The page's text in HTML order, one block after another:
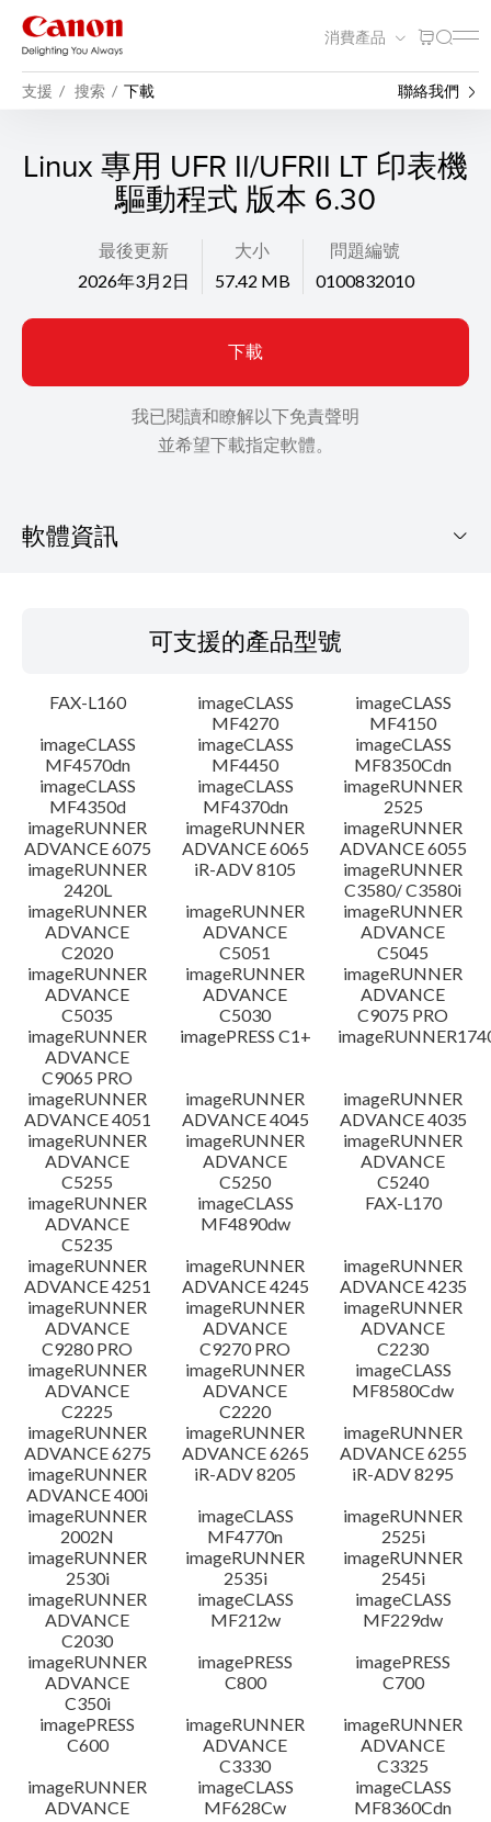
消費產品
支援 搜索 下載 聯絡我們
Linux 專用 UFR II/UFRII LT 印表機
驅動程式 版本 6.30
最後更新
2026年3月2日
大小
57.42 MB
問題編號
0100832010
下載
我已閱讀和瞭解以下免責聲明
並希望下載指定軟體。
軟體資訊
語言
細節
檔案資訊
免責聲明
可支援的產品型號
FAX-L160
imageCLASS
MF4270
imageCLASS
MF4150
imageCLASS
MF4570dn
imageCLASS
MF4450
imageCLASS
MF8350Cdn
imageCLASS
MF4350d
imageCLASS
MF4370dn
imageRUNNER
2525
imageRUNNER
ADVANCE 6075
imageRUNNER
ADVANCE 6065
imageRUNNER
ADVANCE 6055
imageRUNNER
2420L
iR-ADV 8105
imageRUNNER
C3580/ C3580i
imageRUNNER
ADVANCE
C2020
imageRUNNER
ADVANCE
C5051
imageRUNNER
ADVANCE
C5045
imageRUNNER
ADVANCE
C5035
imageRUNNER
ADVANCE
C5030
imageRUNNER
ADVANCE
C9075 PRO
imageRUNNER
ADVANCE
C9065 PRO
imagePRESS C1+
imageRUNNER
ADVANCE 4051
imageRUNNER
ADVANCE 4045
imageRUNNER
ADVANCE 4035
imageRUNNER
ADVANCE
C5255
imageRUNNER
ADVANCE
C5250
imageRUNNER
ADVANCE
C5240
imageRUNNER
ADVANCE
C5235
imageCLASS
MF4890dw
FAX-L170
imageRUNNER
ADVANCE 4251
imageRUNNER
ADVANCE 4245
imageRUNNER
ADVANCE 4235
imageRUNNER
ADVANCE
C9280 PRO
imageRUNNER
ADVANCE
C9270 PRO
imageRUNNER
ADVANCE
C2230
imageRUNNER
ADVANCE
C2225
imageRUNNER
ADVANCE
C2220
imageCLASS
MF8580Cdw
imageRUNNER
ADVANCE 6275
imageRUNNER
ADVANCE 6265
imageRUNNER
ADVANCE 6255
imageRUNNER
ADVANCE 400i
iR-ADV 8205
iR-ADV 8295
imageRUNNER
2002N
imageCLASS
MF4770n
imageRUNNER
2525i
imageRUNNER
2530i
imageRUNNER
2535i
imageRUNNER
2545i
imageRUNNER
ADVANCE
C2030
imageCLASS
MF212w
imageCLASS
MF229dw
imageRUNNER
ADVANCE
C350i
imagePRESS
C800
imagePRESS
C700
imagePRESS
C600
imageRUNNER
ADVANCE
C3330
imageRUNNER
ADVANCE
C3325
imageRUNNER
ADVANCE
imageCLASS
MF628Cw
imageCLASS
MF8360Cdn